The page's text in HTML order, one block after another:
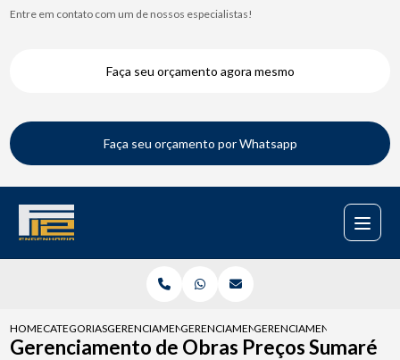
Entre em contato com um de nossos especialistas!
Faça seu orçamento agora mesmo
Faça seu orçamento por Whatsapp
HOMECATEGORIASGERENCIAMENTOS DE OBRAS
GERENCIAMENTO DE OBRAGERENCIAMENTO DE OBRAS
Gerenciamento de Obras Preços Sumaré